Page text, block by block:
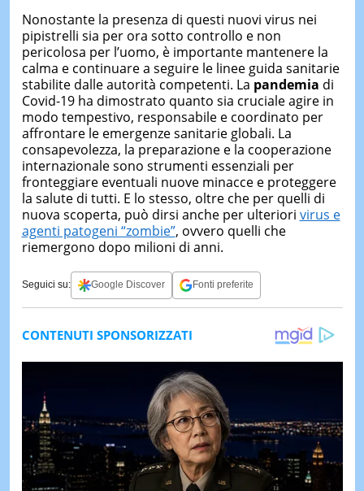
Nonostante la presenza di questi nuovi virus nei
pipistrelli sia per ora sotto controllo e non
pericolosa per l’uomo, è importante mantenere la
calma e continuare a seguire le linee guida sanitarie
stabilite dalle autorità competenti. La pandemia di
Covid-19 ha dimostrato quanto sia cruciale agire in
modo tempestivo, responsabile e coordinato per
affrontare le emergenze sanitarie globali. La
consapevolezza, la preparazione e la cooperazione
internazionale sono strumenti essenziali per
fronteggiare eventuali nuove minacce e proteggere
la salute di tutti. E lo stesso, oltre che per quelli di
nuova scoperta, può dirsi anche per ulteriori virus e
agenti patogeni “zombie”, ovvero quelli che
riemergono dopo milioni di anni.
Seguici su: Google Discover Fonti preferite